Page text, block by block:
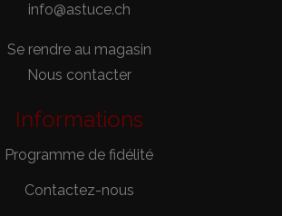
info@astuce.ch
Se rendre au magasin
Nous contacter
Informations
Programme de fidélité
Contactez-nous